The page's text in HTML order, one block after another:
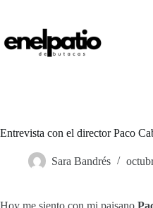
contenido
Entrevista con el director Paco
Sara Bandrés
Hoy me siento con mi paisano